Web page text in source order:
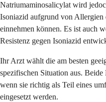
Natriumaminosalicylat wird
Isoniazid aufgrund von
einnehmen können. Es ist auch
Resistenz gegen Isoniazid
Ihr Arzt wählt die am besten
spezifischen Situation aus.
wenn sie richtig als Teil eines
eingesetzt werden.